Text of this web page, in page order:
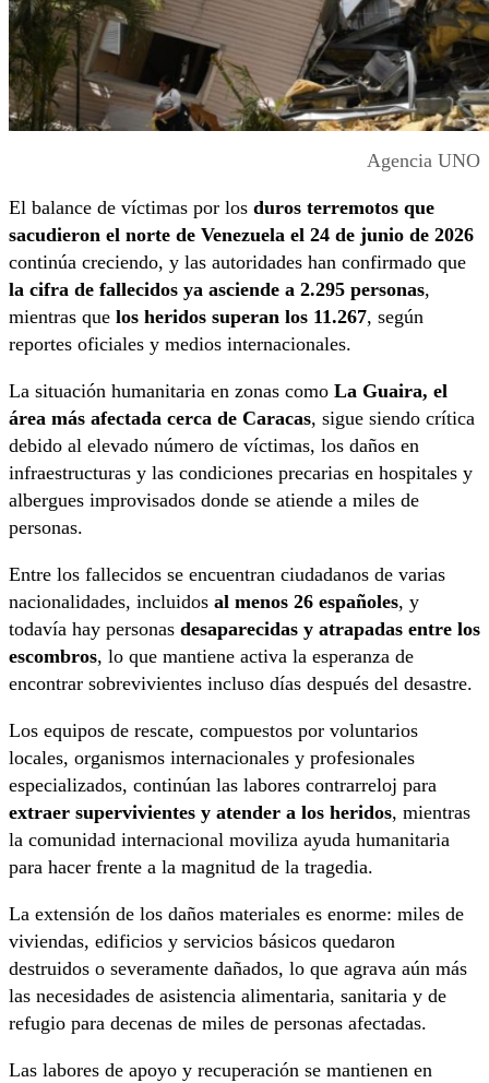
Agencia UNO
El balance de víctimas por los duros terremotos que
sacudieron el norte de Venezuela el 24 de junio de 2026
continúa creciendo, y las autoridades han confirmado que
la cifra de fallecidos ya asciende a 2.295 personas,
mientras que los heridos superan los 11.267, según
reportes oficiales y medios internacionales.
La situación humanitaria en zonas como La Guaira, el
área más afectada cerca de Caracas, sigue siendo crítica
debido al elevado número de víctimas, los daños en
infraestructuras y las condiciones precarias en hospitales y
albergues improvisados donde se atiende a miles de
personas.
Entre los fallecidos se encuentran ciudadanos de varias
nacionalidades, incluidos al menos 26 españoles, y
todavía hay personas desaparecidas y atrapadas entre los
escombros, lo que mantiene activa la esperanza de
encontrar sobrevivientes incluso días después del desastre.
Los equipos de rescate, compuestos por voluntarios
locales, organismos internacionales y profesionales
especializados, continúan las labores contrarreloj para
extraer supervivientes y atender a los heridos, mientras
la comunidad internacional moviliza ayuda humanitaria
para hacer frente a la magnitud de la tragedia.
La extensión de los daños materiales es enorme: miles de
viviendas, edificios y servicios básicos quedaron
destruidos o severamente dañados, lo que agrava aún más
las necesidades de asistencia alimentaria, sanitaria y de
refugio para decenas de miles de personas afectadas.
Las labores de apoyo y recuperación se mantienen en